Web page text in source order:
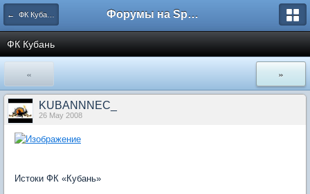
← ФК Кубань Краснодар Форумы на Sportbox.ru
ФК Кубань
« »
KUBANNNEC_
26 May 2008
Истоки ФК «Кубань»